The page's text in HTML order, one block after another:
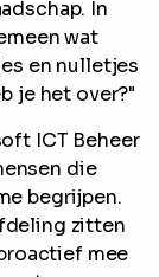
In
wat
en nulletjes
je het over?"
ICT Beheer
die
begrijpen.
zitten
mee